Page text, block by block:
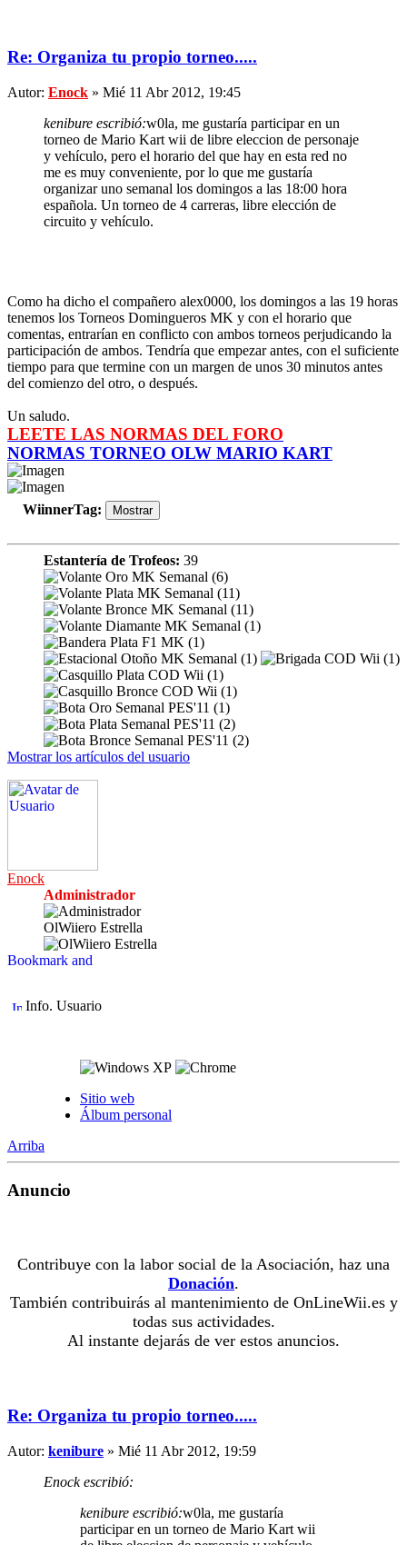
Re: Organiza tu propio torneo.....
Autor: Enock » Mié 11 Abr 2012, 19:45
kenibure escribió:w0la, me gustaría participar en un
torneo de Mario Kart wii de libre eleccion de personaje
y vehículo, pero el horario del que hay en esta red no
me es muy conveniente, por lo que me gustaría
organizar uno semanal los domingos a las 18:00 hora
española. Un torneo de 4 carreras, libre elección de
circuito y vehículo.
Como ha dicho el compañero alex0000, los domingos a las 19 horas
tenemos los Torneos Domingueros MK y con el horario que
comentas, entrarían en conflicto con ambos torneos perjudicando la
participación de ambos. Tendría que empezar antes, con el suficiente
tiempo para que termine con un margen de unos 30 minutos antes
del comienzo del otro, o después.
Un saludo.
LEETE LAS NORMAS DEL FORO
NORMAS TORNEO OLW MARIO KART
WiinnerTag:
Estantería de Trofeos: 39
Mostrar los artículos del usuario
Enock
Administrador
OlWiiero Estrella
Info. Usuario
Sitio web
Álbum personal
Arriba
Anuncio
Contribuye con la labor social de la Asociación, haz una
Donación.
También contribuirás al mantenimiento de OnLineWii.es y
todas sus actividades.
Al instante dejarás de ver estos anuncios.
Re: Organiza tu propio torneo.....
Autor: kenibure » Mié 11 Abr 2012, 19:59
Enock escribió:
kenibure escribió:w0la, me gustaría
participar en un torneo de Mario Kart wii